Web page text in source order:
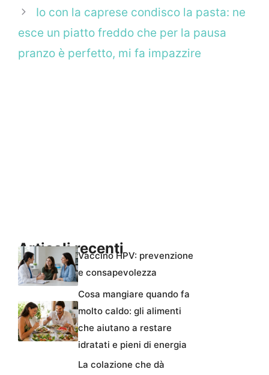
Io con la caprese condisco la pasta: ne
esce un piatto freddo che per la pausa
pranzo è perfetto, mi fa impazzire
Articoli recentiVaccino HPV: prevenzione
e consapevolezza
Cosa mangiare quando fa
molto caldo: gli alimenti
che aiutano a restare
idratati e pieni di energia
La colazione che dà